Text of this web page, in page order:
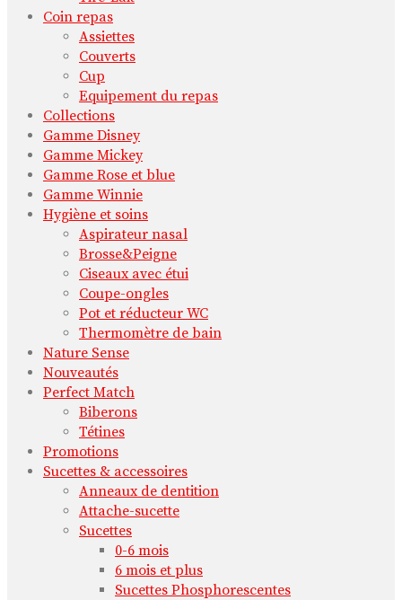
Coin repas
Assiettes
Couverts
Cup
Equipement du repas
Collections
Gamme Disney
Gamme Mickey
Gamme Rose et blue
Gamme Winnie
Hygiène et soins
Aspirateur nasal
Brosse&Peigne
Ciseaux avec étui
Coupe-ongles
Pot et réducteur WC
Thermomètre de bain
Nature Sense
Nouveautés
Perfect Match
Biberons
Tétines
Promotions
Sucettes & accessoires
Anneaux de dentition
Attache-sucette
Sucettes
0-6 mois
6 mois et plus
Sucettes Phosphorescentes